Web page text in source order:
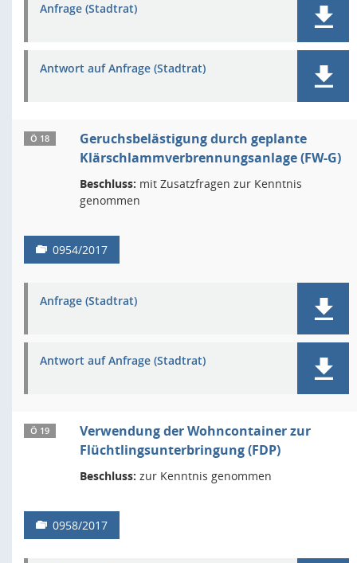
Anfrage (Stadtrat)
Antwort auf Anfrage (Stadtrat)
Ö 18
Geruchsbelästigung durch geplante
Klärschlammverbrennungsanlage (FW-G)
Beschluss: mit Zusatzfragen zur Kenntnis
genommen
0954/2017
Anfrage (Stadtrat)
Antwort auf Anfrage (Stadtrat)
Ö 19
Verwendung der Wohncontainer zur
Flüchtlingsunterbringung (FDP)
Beschluss: zur Kenntnis genommen
0958/2017